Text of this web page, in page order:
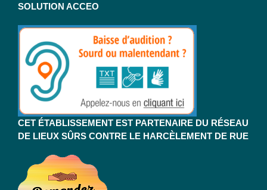
SOLUTION ACCEO
CET ÉTABLISSEMENT EST PARTENAIRE DU RÉSEAU
DE LIEUX SÛRS CONTRE LE HARCÈLEMENT DE RUE